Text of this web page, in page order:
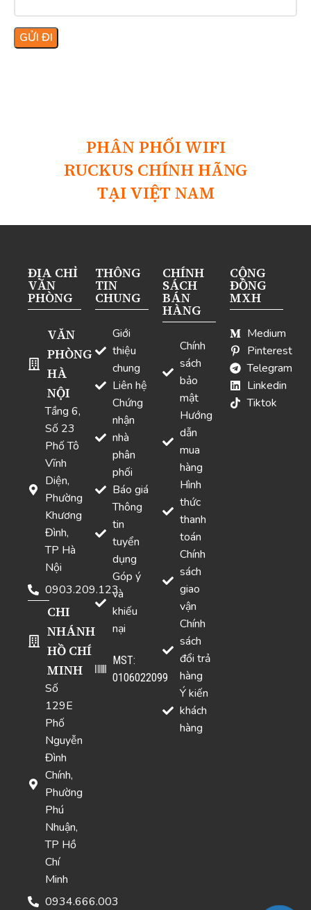
PHÂN PHỐI WIFI
RUCKUS CHÍNH HÃNG
TẠI VIỆT NAM
ĐỊA CHỈ
VĂN
PHÒNG
VĂN
PHÒNG
HÀ
NỘI
Tầng 6,
Số 23
Phố Tô
Vĩnh
Diện,
Phường
Khương
Đình,
TP Hà
Nội
0903.209.123
CHI
NHÁNH
HỒ CHÍ
MINH
Số
129E
Phố
Nguyễn
Đình
Chính,
Phường
Phú
Nhuận,
TP Hồ
Chí
Minh
0934.666.003
THÔNG
TIN
CHUNG
Giới
thiệu
chung
Liên hệ
Chứng
nhận
nhà
phân
phối
Báo giá
Thông
tin
tuyển
dụng
Góp ý
và
khiếu
nại
MST:
0106022099
CHÍNH
SÁCH
BÁN
HÀNG
Chính
sách
bảo
mật
Hướng
dẫn
mua
hàng
Hình
thức
thanh
toán
Chính
sách
giao
vận
Chính
sách
đổi trả
hàng
Ý kiến
khách
hàng
CỘNG
ĐỒNG
MXH
Medium
Pinterest
Telegram
Linkedin
Tiktok